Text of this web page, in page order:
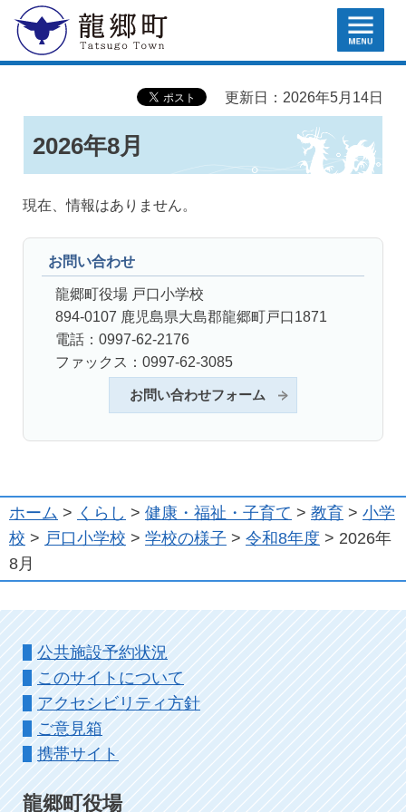
龍郷町 MENU
更新日：2026年5月14日
2026年8月
現在、情報はありません。
お問い合わせ
龍郷町役場 戸口小学校
894-0107 鹿児島県大島郡龍郷町戸口1871
電話：0997-62-2176
ファックス：0997-62-3085
お問い合わせフォーム
ホーム > くらし > 健康・福祉・子育て > 教育 > 小学
校 > 戸口小学校 > 学校の様子 > 令和8年度 > 2026年
8月
公共施設予約状況
このサイトについて
アクセシビリティ方針
ご意見箱
携帯サイト
龍郷町役場